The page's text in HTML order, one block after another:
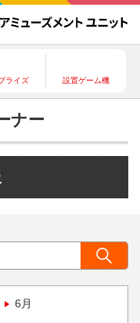
ライズ 設置ゲーム機
ナー
6月